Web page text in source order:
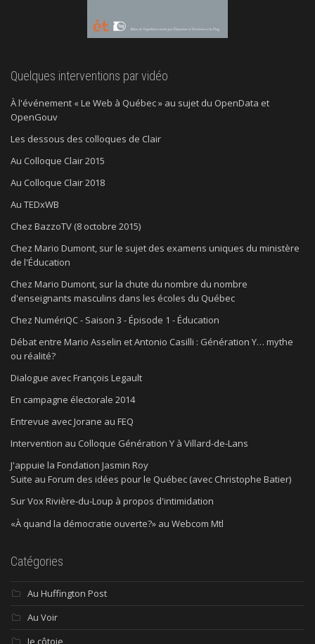
Quelques interventions par vidéo
À l'événement « Le Web à Québec » au sujet du OpenData et
OpenGouv
Les dessous des colloques de Clair
Au Colloque Clair 2015
Au Colloque Clair 2018
Au TEDxWB
Chez BazzoTV (8 octobre 2015)
Chez Mario Dumont, sur le sujet des examens uniques du ministère
de l'Éducation
Chez Mario Dumont, sur la chute du nombre du nombre
d'enseignants masculins dans les écoles du Québec
Chez NumériQC - Saison 3 - Épisode 1 - Éducation
Débat entre Mario Asselin et Antonio Casilli : Génération Y… mythe
ou réalité?
Dialogue avec François Legault
En campagne électorale 2014
Entrevue avec Jorane au FEQ
Intervention au Colloque Génération Y à Villard-de-Lans
J'appuie la Fondation Jasmin Roy
Suite au Forum des idées pour le Québec (avec Christophe Batier)
Sur Vox Rivière-du-Loup à propos d'intimidation
«À quand la démocratie ouverte?» au Webcom Mtl
Catégories
Au Huffington Post
Au Voir
Je côtoie